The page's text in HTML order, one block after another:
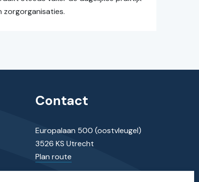
zorgorganisaties.
Contact
Europalaan 500 (oostvleugel)
3526 KS Utrecht
Plan route